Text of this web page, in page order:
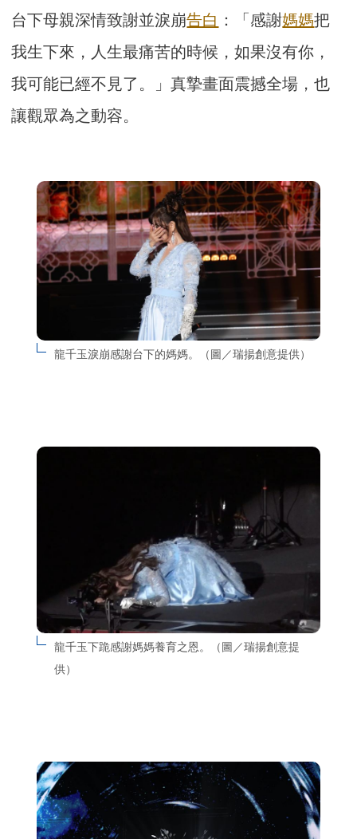
台下母親深情致謝並淚崩告白 ：「感謝媽媽把
我生下來，人生最痛苦的時候，如果沒有你，
我可能已經不見了。」真摯畫面震撼全場，也
讓觀眾為之動容。
龍千玉淚崩感謝台下的媽媽。（圖／瑞揚創意提供）
龍千玉下跪感謝媽媽養育之恩。（圖／瑞揚創意提
供）